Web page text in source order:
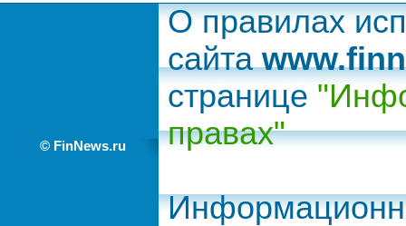
© FinNews.ru
О правилах
сайта
странице
правах"